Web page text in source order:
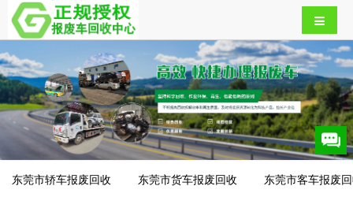
东莞市轿车报废回收 东莞市货车报废回收 东莞市客车报废